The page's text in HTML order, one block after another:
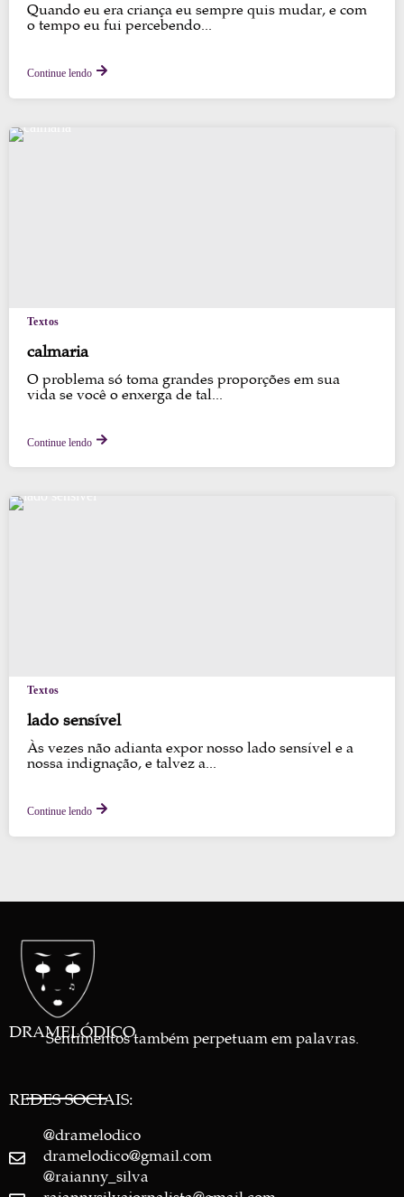
Quando eu era criança eu sempre quis mudar, e com
o tempo eu fui percebendo...
Continue lendo
Textos
calmaria
O problema só toma grandes proporções em sua
vida se você o enxerga de tal...
Continue lendo
Textos
lado sensível
Às vezes não adianta expor nosso lado sensível e a
nossa indignação, e talvez a...
Continue lendo
DRAMELÓDICO
Sentimentos também perpetuam em palavras.
REDES SOCIAIS:
@dramelodico
dramelodico@gmail.com
@raianny_silva